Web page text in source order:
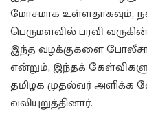
மோசமாக
பெருமளவில் பரவி
இந்த வழக்குகளை
என்றும், இந்தக்
தமிழக முதல்வர் அளிக்க
வலியுறுத்தினார்.